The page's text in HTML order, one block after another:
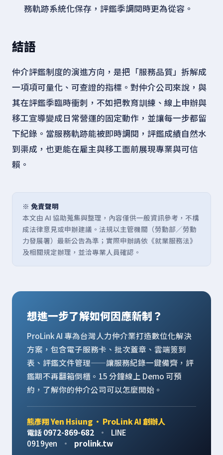
務軌跡系統化保存，評鑑季調閱時更為從容。
結語
仲介評鑑制度的演進方向，是把「服務品質」拆解成
一項項可量化、可查證的指標。對仲介公司來說，與
其在評鑑季臨時衝刺，不如把教育訓練、線上申辦與
移工宣導變成日常營運的固定動作，並讓每一步都留
下紀錄。當服務軌跡能被即時調閱，評鑑成績自然水
到渠成，也更能在雇主與移工面前展現專業與可信
賴。
※ 免責聲明
本文由 AI 協助蒐集與整理，內容僅供一般資訊參考，不構
成法律意見或申辦建議。法規以主管機關（勞動部／勞動
力發展署）最新公告為準；實際申辦請依《就業服務法》
及相關規定辦理，並洽專業人員確認。
想進一步了解如何因應新制？
ProLink AI 專為台灣人力仲介業打造數位化解決
方案，包含電子服務卡、批次蓋章、雲端簽到
表、評鑑文件管理——讓服務紀錄一鍵備齊，評
鑑期不再翻箱倒櫃。15 分鐘線上 Demo 可預
約，了解你的仲介公司可以怎麼開始。
熊彥翔 Yen Hsiung · ProLink AI 創辦人
電話 0972-869-682
·
LINE
0919yen
· prolink.tw